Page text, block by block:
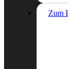
Zum